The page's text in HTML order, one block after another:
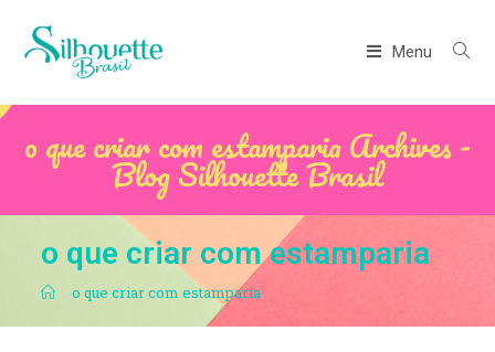
Menu
o que criar com estamparia Archives -
Blog Silhouette Brasil
o que criar com estamparia
. o que criar com estamparia